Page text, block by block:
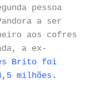
pessoa
a ser
aos cofres
a ex-
Brito foi
milhões .